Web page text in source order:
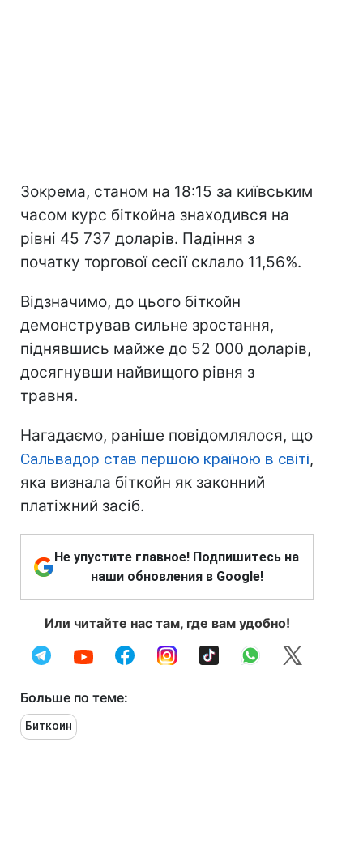
Зокрема, станом на 18:15 за київським
часом курс біткойна знаходився на
рівні 45 737 доларів. Падіння з
початку торгової сесії склало 11,56%.
Відзначимо, до цього біткойн
демонстрував сильне зростання,
піднявшись майже до 52 000 доларів,
досягнувши найвищого рівня з
травня.
Нагадаємо, раніше повідомлялося, що
Сальвадор став першою країною в світі,
яка визнала біткойн як законний
платіжний засіб.
Не упустите главное! Подпишитесь на
наши обновления в Google!
Или читайте нас там, где вам удобно!
Больше по теме:
Биткоин